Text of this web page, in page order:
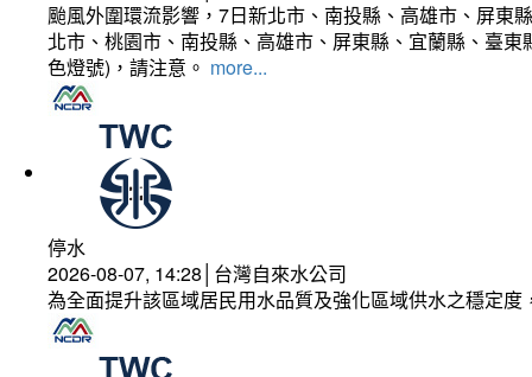
颱風外圍環流影響，7日新北市、南投縣、高雄市、屏東
北市、桃園市、南投縣、高雄市、屏東縣、宜蘭縣、臺
色燈號)，請注意。 more...
停水
2026-08-07, 14:28│台灣自來水公司
為全面提升該區域居民用水品質及強化區域供水之穩定